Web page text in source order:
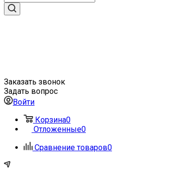
Заказать звонок
Задать вопрос
Войти
Корзина0
Отложенные0
Сравнение товаров0